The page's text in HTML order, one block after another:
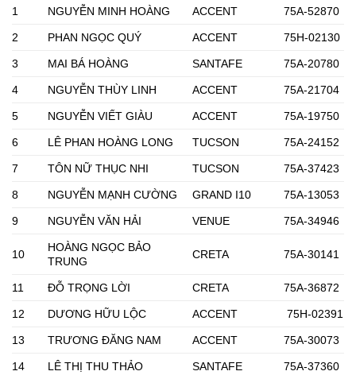
1 NGUYỄN MINH HOÀNG ACCENT 75A-52870
2 PHAN NGỌC QUÝ ACCENT 75H-02130
3 MAI BÁ HOÀNG SANTAFE 75A-20780
4 NGUYỄN THÙY LINH ACCENT 75A-21704
5 NGUYỄN VIẾT GIÀU ACCENT 75A-19750
6 LÊ PHAN HOÀNG LONG TUCSON 75A-24152
7 TÔN NỮ THỤC NHI TUCSON 75A-37423
8 NGUYỄN MẠNH CƯỜNG GRAND I10 75A-13053
9 NGUYỄN VĂN HẢI VENUE 75A-34946
10
HOÀNG NGỌC BẢO
TRUNG
CRETA 75A-30141
11 ĐỖ TRỌNG LỜI CRETA 75A-36872
12 DƯƠNG HỮU LỘC ACCENT 75H-02391
13 TRƯƠNG ĐĂNG NAM ACCENT 75A-30073
14 LÊ THỊ THU THẢO SANTAFE 75A-37360